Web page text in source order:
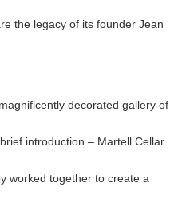
the legacy of its founder Jean
decorated gallery of
introduction – Martell Cellar
worked together to create a